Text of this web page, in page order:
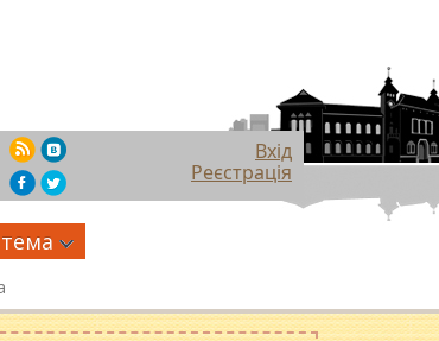
Вхід
Реєстрація